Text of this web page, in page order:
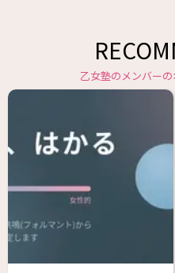
乙女塾のメンバー